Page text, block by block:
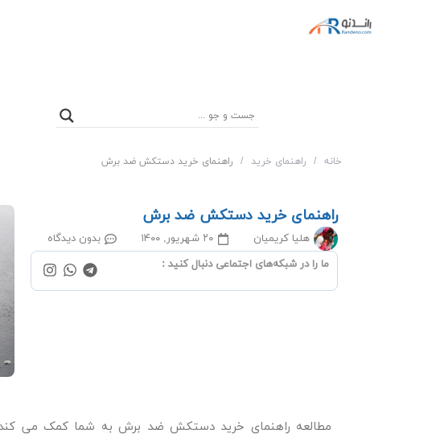
خانه / راهنمای خرید / راهنمای خرید دستکش ضد برش
راهنمای خرید دستکش ضد برش
هلیا کریمیان ۲۰ شهریور, ۱۴۰۰
بدون دیدگاه
ما را در شبکه‌‌های اجتماعی دنبال کنید :
مطالعه راهنمای خرید دستکش ضد برشبه شما کمک می کند